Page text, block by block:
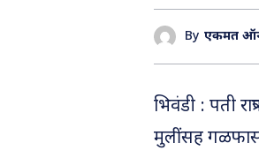
By एकमत
भिवंडी : पती
मुलींसह